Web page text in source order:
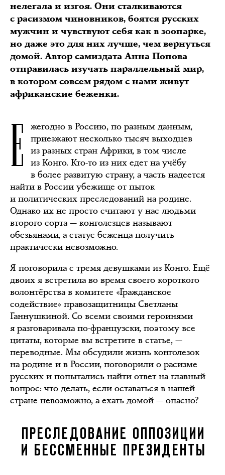
нелегала и изгоя. Они сталкиваются
с расизмом чиновников, боятся русских
мужчин и чувствуют себя как в зоопарке,
но даже это для них лучше, чем вернуться
домой. Автор самиздата Анна Попова
отправилась изучать параллельный мир,
в котором совсем рядом с нами живут
африканские беженки.
Е
жегодно в Россию, по разным данным,
приезжают несколько тысяч выходцев
из разных стран Африки, в том числе
из Конго. Кто-то из них едет на учёбу
в более развитую страну, а часть надеется
найти в России убежище от пыток
и политических преследований на родине.
Однако их не просто считают у нас людьми
второго сорта — конголезцев называют
обезьянами, а статус беженца получить
практически невозможно.
Я поговорила с тремя девушками из Конго. Ещё
двоих я встретила во время своего короткого
волонтёрства в комитете «Гражданское
содействие» правозащитницы Светланы
Ганнушкиной. Со всеми своими героинями
я разговаривала по-французски, поэтому все
цитаты, которые вы встретите в статье, —
переводные. Мы обсудили жизнь конголезок
на родине и в России, поговорили о расизме
русских и попытались найти ответ на главный
вопрос: что делать, если оставаться в нашей
стране невозможно, а ехать домой — опасно?
ПРЕСЛЕДОВАНИЕ ОППОЗИЦИИ
И БЕССМЕННЫЕ ПРЕЗИДЕНТЫ